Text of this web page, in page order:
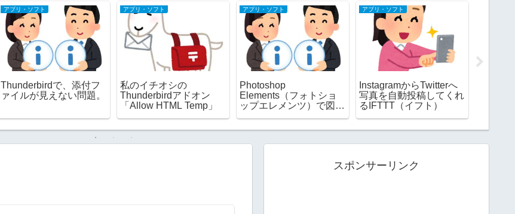
アプリ・ソフト
Thunderbirdで、添付フ
ァイルが見えない問題。
アプリ・ソフト
私のイチオシの
Thunderbirdアドオン
「Allow HTML Temp」
アプリ・ソフト
Photoshop
Elements（フォトショ
ップエレメンツ）で図形
アプリ・ソフト
InstagramからTwitterへ
写真を自動投稿してくれ
るIFTTT（イフト）
スポンサーリンク